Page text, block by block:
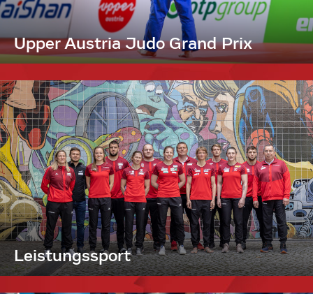
Upper Austria Judo Grand Prix
Leistungssport